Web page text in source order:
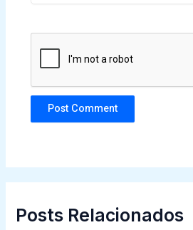
Posts Relacionados